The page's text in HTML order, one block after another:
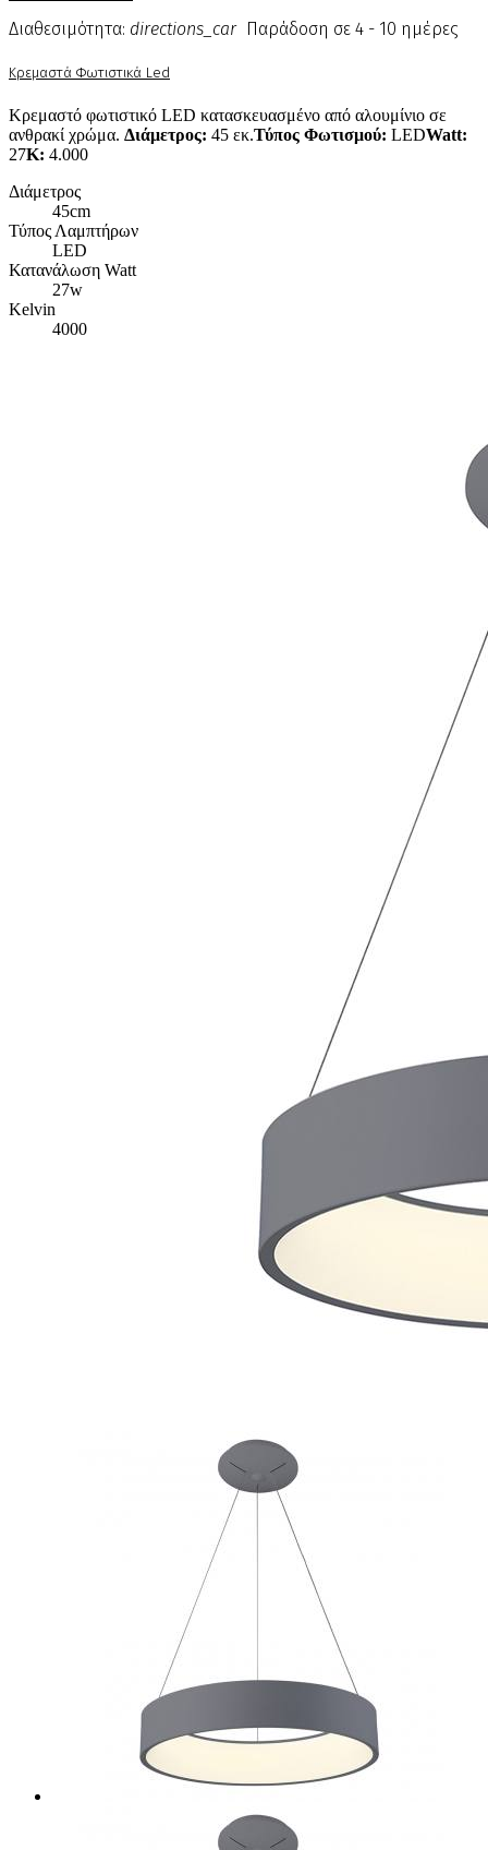
Διαθεσιμότητα: directions_car Παράδοση σε 4 - 10 ημέρες
Κρεμαστά Φωτιστικά Led
Κρεμαστό φωτιστικό LED κατασκευασμένο από αλουμίνιο σε
ανθρακί χρώμα. Διάμετρος: 45 εκ.Τύπος Φωτισμού: LEDWatt:
27Κ: 4.000
Διάμετρος
45cm
Τύπος Λαμπτήρων
LED
Κατανάλωση Watt
27w
Kelvin
4000